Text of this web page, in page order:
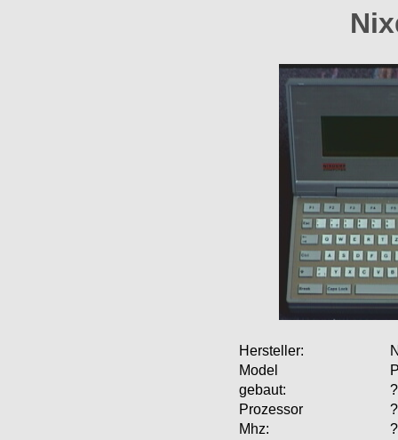
Hersteller:
Model
gebaut:
?
Prozessor
?
Mhz:
?